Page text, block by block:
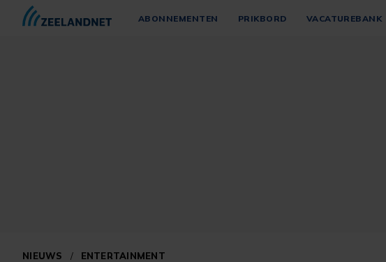
ABONNEMENTEN PRIKBORD VACATUREBANK
NIEUWS / ENTERTAINMENT